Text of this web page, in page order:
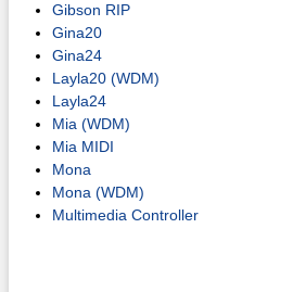
Gibson RIP
Gina20
Gina24
Layla20 (WDM)
Layla24
Mia (WDM)
Mia MIDI
Mona
Mona (WDM)
Multimedia Controller